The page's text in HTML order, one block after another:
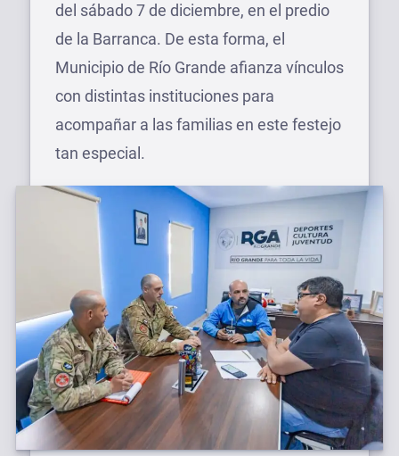
del sábado 7 de diciembre, en el predio
de la Barranca. De esta forma, el
Municipio de Río Grande afianza vínculos
con distintas instituciones para
acompañar a las familias en este festejo
tan especial.